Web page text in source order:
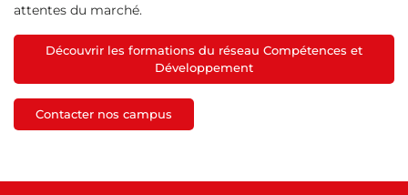
attentes du marché.
Découvrir les formations du réseau Compétences et
Développement
Contacter nos campus